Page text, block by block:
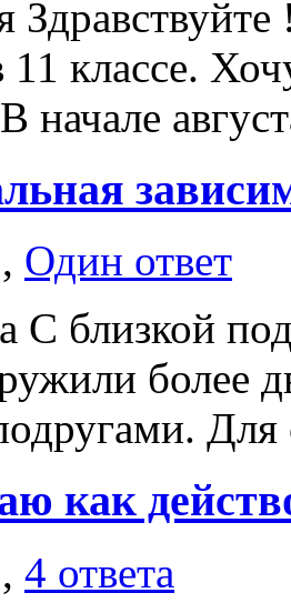
классе.
начале
Один ответ
близкой
более
Для
как
4 ответа